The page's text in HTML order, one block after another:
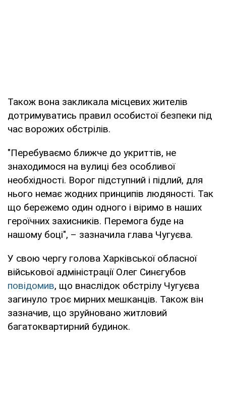
Також вона закликала місцевих жителів
дотримуватись правил особистої безпеки під
час ворожих обстрілів.
"Перебуваємо ближче до укриттів, не
знаходимося на вулиці без особливої
необхідності. Ворог підступний і підлий, для
нього немає жодних принципів людяності. Так
що бережемо один одного і віримо в наших
героїчних захисників. Перемога буде на
нашому боці", – зазначила глава Чугуєва.
У свою чергу голова Харківської обласної
військової адміністрації Олег Синєгубов
повідомив, що внаслідок обстрілу Чугуєва
загинуло троє мирних мешканців. Також він
зазначив, що зруйновано житловий
багатоквартирний будинок.